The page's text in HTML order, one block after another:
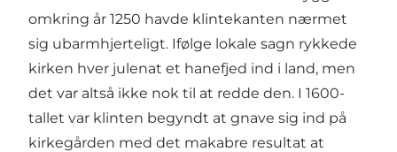
omkring år 1250 havde klintekanten nærmet
sig ubarmhjerteligt. Ifølge lokale sagn rykkede
kirken hver julenat et hanefjed ind i land, men
det var altså ikke nok til at redde den. I 1600-
tallet var klinten begyndt at gnave sig ind på
kirkegården med det makabre resultat at